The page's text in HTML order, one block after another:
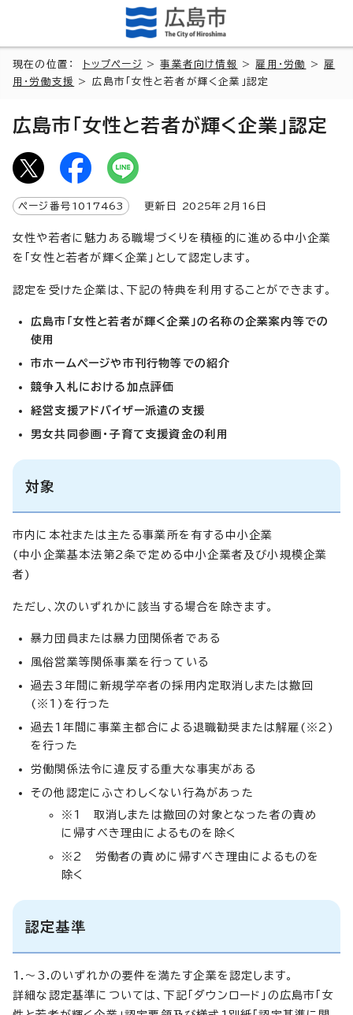
現在の位置： トップページ >事業者向け情報 > 雇用・労働 > 雇
用・労働支援
> 広島市「女性と若者が輝く企業」認定
広島市「女性と若者が輝く企業」認定
ページ番号 1017463 更新日 2025年2月 16 日
女性や若者に魅力ある職場づくりを積極的に進める中小企業
を「女性と若者が輝く企業」として認定します。
認定を受けた企業は、下記の特典を利用することができます。
広島市「女性と若者が輝く企業」の名称の企業案内等での
使用
市ホームページや市刊行物等での紹介
競争入札における加点評価
経営支援アドバイザー派遣の支援
男女共同参画・子育て支援資金の利用
対象
市内に本社または主たる事業所を有する中小企業
(中小企業基本法第2条で定める中小企業者及び小規模企業
者)
ただし、次のいずれかに該当する場合を除きます。
暴力団員または暴力団関係者である
風俗営業等関係事業を行っている
過去3年間に新規学卒者の採用内定取消しまたは撤回
(※1)を行った
過去1年間に事業主都合による退職勧奨または解雇(※2)
を行った
労働関係法令に違反する重大な事実がある
その他認定にふさわしくない行為があった
※1 取消しまたは撤回の対象となった者の責め
に帰すべき理由によるものを除く
※2 労働者の責めに帰すべき理由によるものを
除く
認定基準
1.～3.のいずれかの要件を満たす企業を認定します。
詳細な認定基準については、下記「ダウンロード」の広島市「女